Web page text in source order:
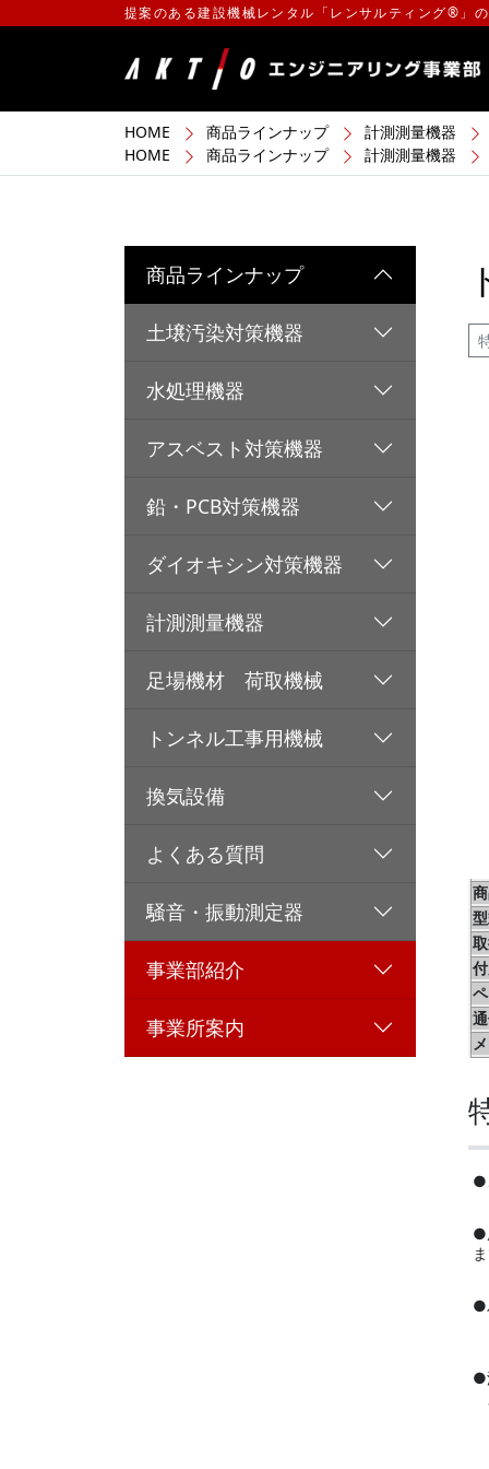
提案のある建設機械レンタル「レンサルティング®」
HOME 商品ラインナップ
計測測量機器
HOME
商品ラインナップ 計測測量機器
●
●
●
●
商品ラインナップ
土壌汚染対策機器
水処理機器
アスベスト対策機器
鉛・PCB対策機器
ダイオキシン対策機器
計測測量機器
足場機材 荷取機械
トンネル工事用機械
換気設備
よくある質問
騒音・振動測定器
事業部紹介
事業所案内